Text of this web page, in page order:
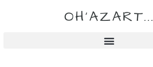
OH'AZART...